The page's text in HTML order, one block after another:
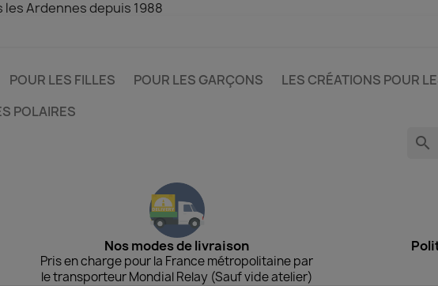
Ardennes depuis 1988
POUR LES FILLES POUR LES GARÇONS LES CRÉATIONS POUR
POLAIRES
search
Nos modes de livraison
Pris en charge pour la France métropolitaine par
le transporteur Mondial Relay (Sauf vide atelier)